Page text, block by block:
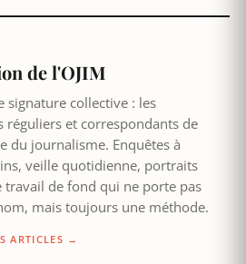
de l'OJIM
signature collective : les
réguliers et correspondants de
du journalisme. Enquêtes à
veille quotidienne, portraits
travail de fond qui ne porte pas
mais toujours une méthode.
ARTICLES →